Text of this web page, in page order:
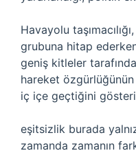
Havayolu
grubuna hitap
geniş kitleler
hareket
iç içe geçtiğini
eşitsizlik burada
zamanda zamanın